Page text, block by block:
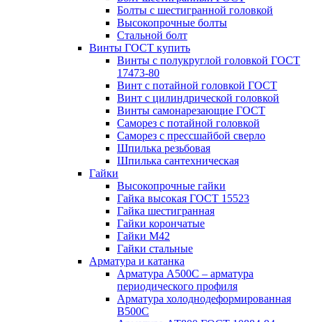
Болты с шестигранной головкой
Высокопрочные болты
Стальной болт
Винты ГОСТ купить
Винты с полукруглой головкой ГОСТ
17473-80
Винт с потайной головкой ГОСТ
Винт с цилиндрической головкой
Винты самонарезающие ГОСТ
Саморез с потайной головкой
Саморез с прессшайбой сверло
Шпилька резьбовая
Шпилька сантехническая
Гайки
Высокопрочные гайки
Гайка высокая ГОСТ 15523
Гайка шестигранная
Гайки корончатые
Гайки М42
Гайки стальные
Арматура и катанка
Арматура А500С – арматура
периодического профиля
Арматура холоднодеформированная
В500С